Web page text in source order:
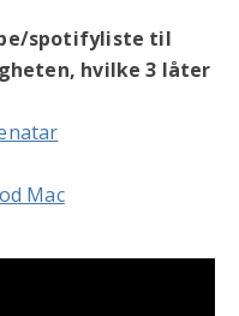
spotifyliste til
hvilke 3 låter
Mac